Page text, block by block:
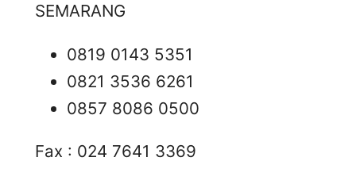
SEMARANG
0819 0143 5351
0821 3536 6261
0857 8086 0500
Fax : 024 7641 3369